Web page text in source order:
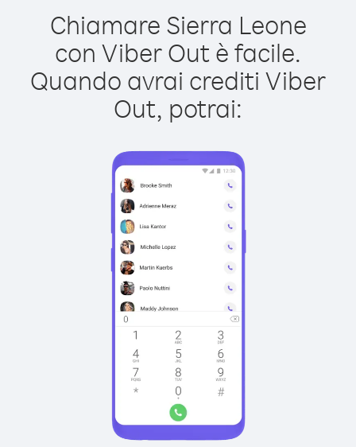
Chiamare Sierra Leone
con Viber Out è facile.
Quando avrai crediti Viber
Out, potrai: